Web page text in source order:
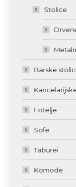
Stolice
Barske
Fotelje
Sofe
Taburei
Komode